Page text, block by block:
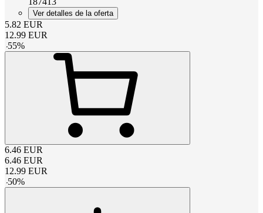
Ver detalles de la oferta
5.82 EUR
12.99 EUR
-55%
6.46 EUR
6.46 EUR
12.99 EUR
-50%